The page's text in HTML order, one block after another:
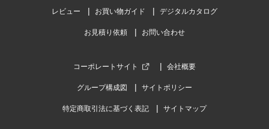
レビュー お買い物ガイド デジタルカタログ
お見積り依頼 お問い合わせ
コーポレートサイト 会社概要
グループ構成図 サイトポリシー
特定商取引法に基づく表記 サイトマップ